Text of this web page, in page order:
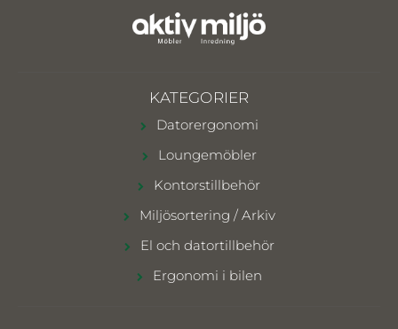
KATEGORIER
Datorergonomi
Loungemöbler
Kontorstillbehör
Miljösortering / Arkiv
El och datortillbehör
Ergonomi i bilen